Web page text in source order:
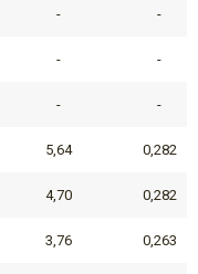
- -
- -
- -
5,64 0,282
4,70 0,282
3,76 0,263